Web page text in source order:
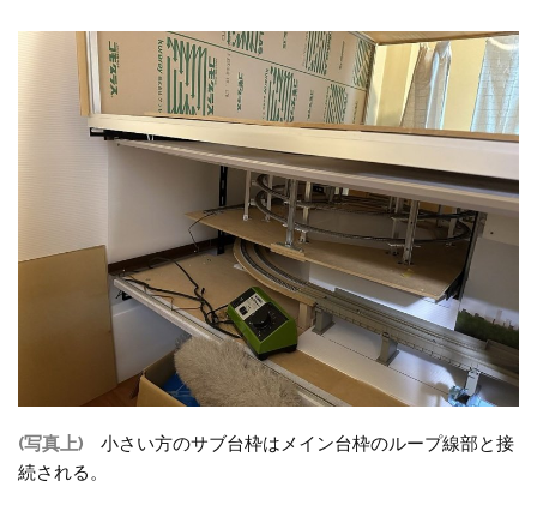
(写真上)
小さい方のサブ台枠はメイン台枠のループ線部と接
続される。